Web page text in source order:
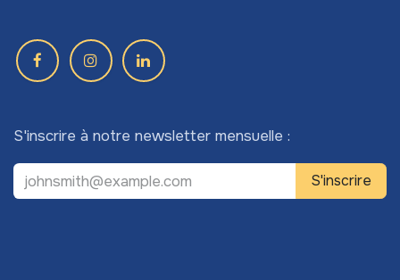
S'inscrire à notre newsletter mensuelle :
S'inscrire